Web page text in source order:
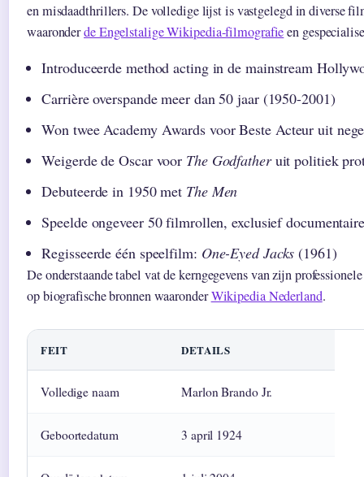
en misdaadthrillers. De volledige lijst is vastgelegd in diverse
waaronderde Engelstalige Wikipedia-filmografieen
Introduceerde method acting in de mainstream
Carrière overspande meer dan 50 jaar (1950-2001)
Won twee Academy Awards voor Beste Acteur uit
Weigerde de Oscar voor The Godfatheruit politiek
Debuteerde in 1950 met The Men
Speelde ongeveer 50 filmrollen, exclusief
Regisseerde één speelfilm: One-Eyed Jacks (1961)
De onderstaande tabel vat de kerngegevens van zijn
op biografische bronnen waaronderWikipedia Nederland.
FEIT DETAILS
Volledige naam Marlon Brando Jr.
Geboortedatum 3 april 1924